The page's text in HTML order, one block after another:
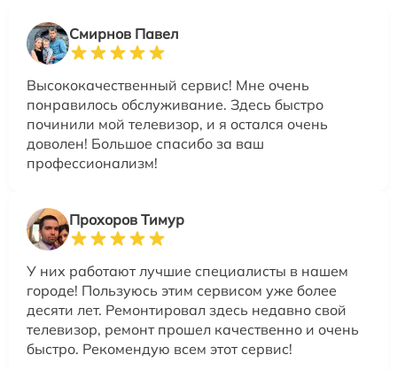
Смирнов Павел
Высококачественный сервис! Мне очень
понравилось обслуживание. Здесь быстро
починили мой телевизор, и я остался очень
доволен! Большое спасибо за ваш
профессионализм!
Прохоров Тимур
У них работают лучшие специалисты в нашем
городе! Пользуюсь этим сервисом уже более
десяти лет. Ремонтировал здесь недавно свой
телевизор, ремонт прошел качественно и очень
быстро. Рекомендую всем этот сервис!